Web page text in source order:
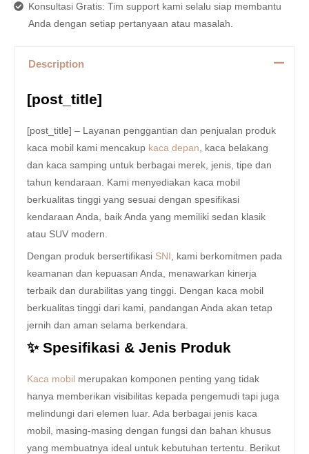
Konsultasi Gratis: Tim support kami selalu siap membantu
Anda dengan setiap pertanyaan atau masalah.
Description
[post_title]
[post_title] – Layanan penggantian dan penjualan produk
kaca mobil kami mencakup kaca depan , kaca belakang
dan kaca samping untuk berbagai merek, jenis, tipe dan
tahun kendaraan. Kami menyediakan kaca mobil
berkualitas tinggi yang sesuai dengan spesifikasi
kendaraan Anda, baik Anda yang memiliki sedan klasik
atau SUV modern.
Dengan produk bersertifikasi SNI
, kami berkomitmen pada
keamanan dan kepuasan Anda, menawarkan kinerja
terbaik dan durabilitas yang tinggi. Dengan kaca mobil
berkualitas tinggi dari kami, pandangan Anda akan tetap
jernih dan aman selama berkendara.
✨ Spesifikasi & Jenis Produk
Kaca mobil merupakan komponen penting yang tidak
hanya memberikan visibilitas kepada pengemudi tapi juga
melindungi dari elemen luar. Ada berbagai jenis kaca
mobil, masing-masing dengan fungsi dan bahan khusus
yang membuatnya ideal untuk kebutuhan tertentu. Berikut